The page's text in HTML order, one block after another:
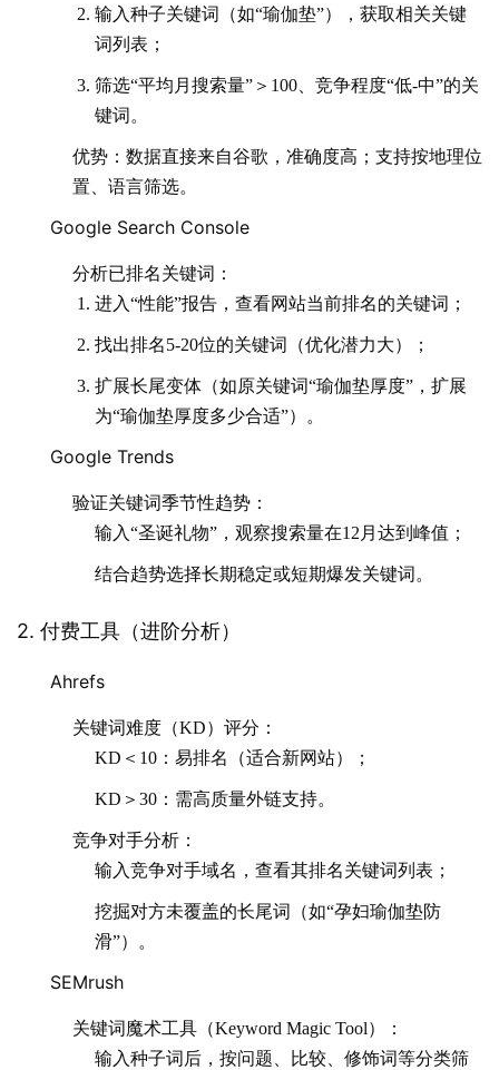
输入种子关键词（如“瑜伽垫”），获取相关关键
词列表；
筛选“平均月搜索量”＞100、竞争程度“低-中”的关
键词。
优势：数据直接来自谷歌，准确度高；支持按地理位
置、语言筛选。
Google Search Console
分析已排名关键词：
进入“性能”报告，查看网站当前排名的关键词；
找出排名5-20位的关键词（优化潜力大）；
扩展长尾变体（如原关键词“瑜伽垫厚度”，扩展
为“瑜伽垫厚度多少合适”）。
Google Trends
验证关键词季节性趋势：
输入“圣诞礼物”，观察搜索量在12月达到峰值；
结合趋势选择长期稳定或短期爆发关键词。
2. 付费工具（进阶分析）
Ahrefs
关键词难度（KD）评分：
KD＜10：易排名（适合新网站）；
KD＞30：需高质量外链支持。
竞争对手分析：
输入竞争对手域名，查看其排名关键词列表；
挖掘对方未覆盖的长尾词（如“孕妇瑜伽垫防
滑”）。
SEMrush
关键词魔术工具（Keyword Magic Tool）：
输入种子词后，按问题、比较、修饰词等分类筛